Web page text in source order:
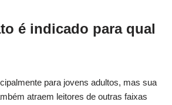
é indicado para qual
para jovens adultos, mas sua
atraem leitores de outras faixas